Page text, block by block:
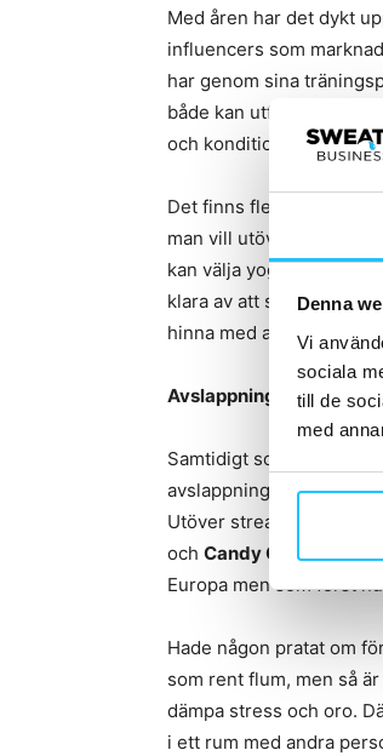
Denna
Vi
sociala
till de
med
Med åren har det dykt
influencers som
har genom sina
både kan utföras i
och konditionsträning,
Det finns fler exempel
man vill utöva. Den som
kan välja yoga-appen
klara av att springa 5
hinna med att träna och
Avslappningsappar
Samtidigt som det finns
avslappning. Mobilen är
Utöver streamingtjänster (
och Candy Crusheller
Europa men som först
Hade någon pratat om
som rent flum, men så
dämpa stress och oro.
i ett rum med andra